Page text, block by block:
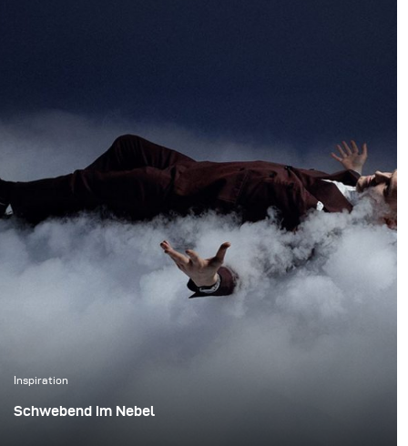
bewahren. Unser Ziel
war es, authentische
Action-Aufnahmen zu
schaffen, ohne dabei die
Tiefe, Stimmung und
Präsenz der Umgebung
zu verlieren.
Inspiration
Schwebend im Nebel